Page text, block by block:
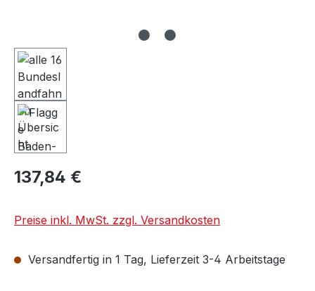
137,84 €
Preise inkl. MwSt. zzgl. Versandkosten
Versandfertig in 1 Tag, Lieferzeit 3-4 Arbeitstage